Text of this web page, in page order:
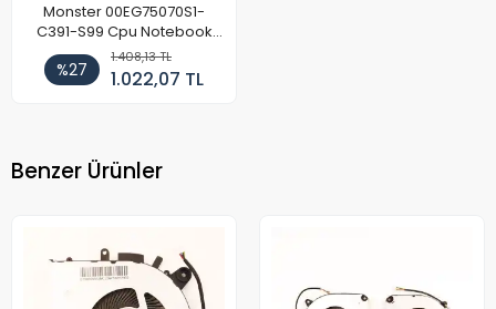
Monster 00EG75070S1-
C391-S99 Cpu Notebook
Fan
%27
1.408,13 TL
1.022,07 TL
Benzer Ürünler